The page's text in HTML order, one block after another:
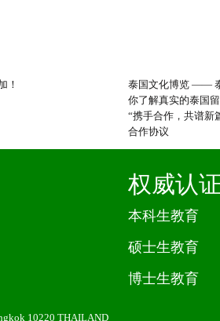
！
泰国文化博览 ——
你了解真实的泰国
“携手合作，共谱新
合作协议
10220 THAILAND
权威认
本科生教育
硕士生教育
博士生教育